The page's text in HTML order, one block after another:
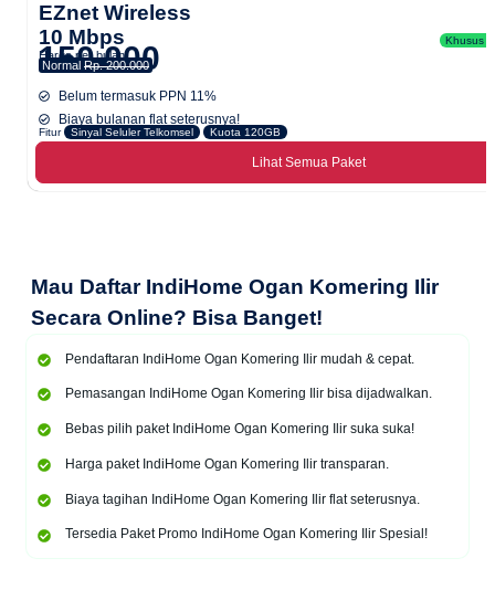
EZnet Wireless
10 Mbps
Harga per bulan
150.000
Normal Rp. 200.000
Khusus
Belum termasuk PPN 11%
Biaya bulanan flat seterusnya!
Fitur Sinyal Seluler Telkomsel Kuota 120GB
Lihat Semua Paket
Mau Daftar IndiHome Ogan Komering Ilir
Secara Online? Bisa Banget!
Pendaftaran IndiHome Ogan Komering Ilir mudah & cepat.
Pemasangan IndiHome Ogan Komering Ilir bisa dijadwalkan.
Bebas pilih paket IndiHome Ogan Komering Ilir suka suka!
Harga paket IndiHome Ogan Komering Ilir transparan.
Biaya tagihan IndiHome Ogan Komering Ilir flat seterusnya.
Tersedia Paket Promo IndiHome Ogan Komering Ilir Spesial!